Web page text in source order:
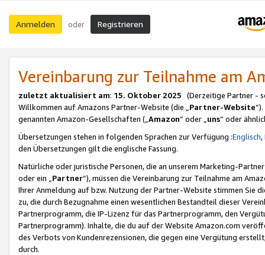
Anmelden oder Registrieren
Vereinbarung zur Teilnahme am
zuletzt aktualisiert am: 15. Oktober 2025 (Derzeitige Partner -
Willkommen auf Amazons Partner-Website (die „Partner-Website
genannten Amazon-Gesellschaften („Amazon“ oder „uns“ oder
Übersetzungen stehen in folgenden Sprachen zur Verfügung :Englisch,
den Übersetzungen gilt die englische Fassung.
Natürliche oder juristische Personen, die an unserem Marketing-
oder ein „Partner“), müssen die Vereinbarung zur Teilnahme am
Ihrer Anmeldung auf bzw. Nutzung der Partner-Website stimmen Sie
zu, die durch Bezugnahme einen wesentlichen Bestandteil dieser
Partnerprogramm, die IP-Lizenz für das Partnerprogramm, den
Partnerprogramm). Inhalte, die du auf der Website Amazon.com
des Verbots von Kundenrezensionen, die gegen eine Vergütung
durch.